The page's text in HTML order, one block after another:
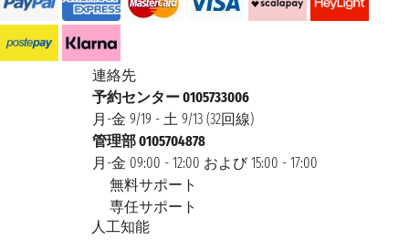
連絡先
予約センター 0105733006
月-金 9/19 - 土 9/13 (32回線)
管理部 0105704878
月-金 09:00 - 12:00 および 15:00 - 17:00
無料サポート
専任サポート
人工知能